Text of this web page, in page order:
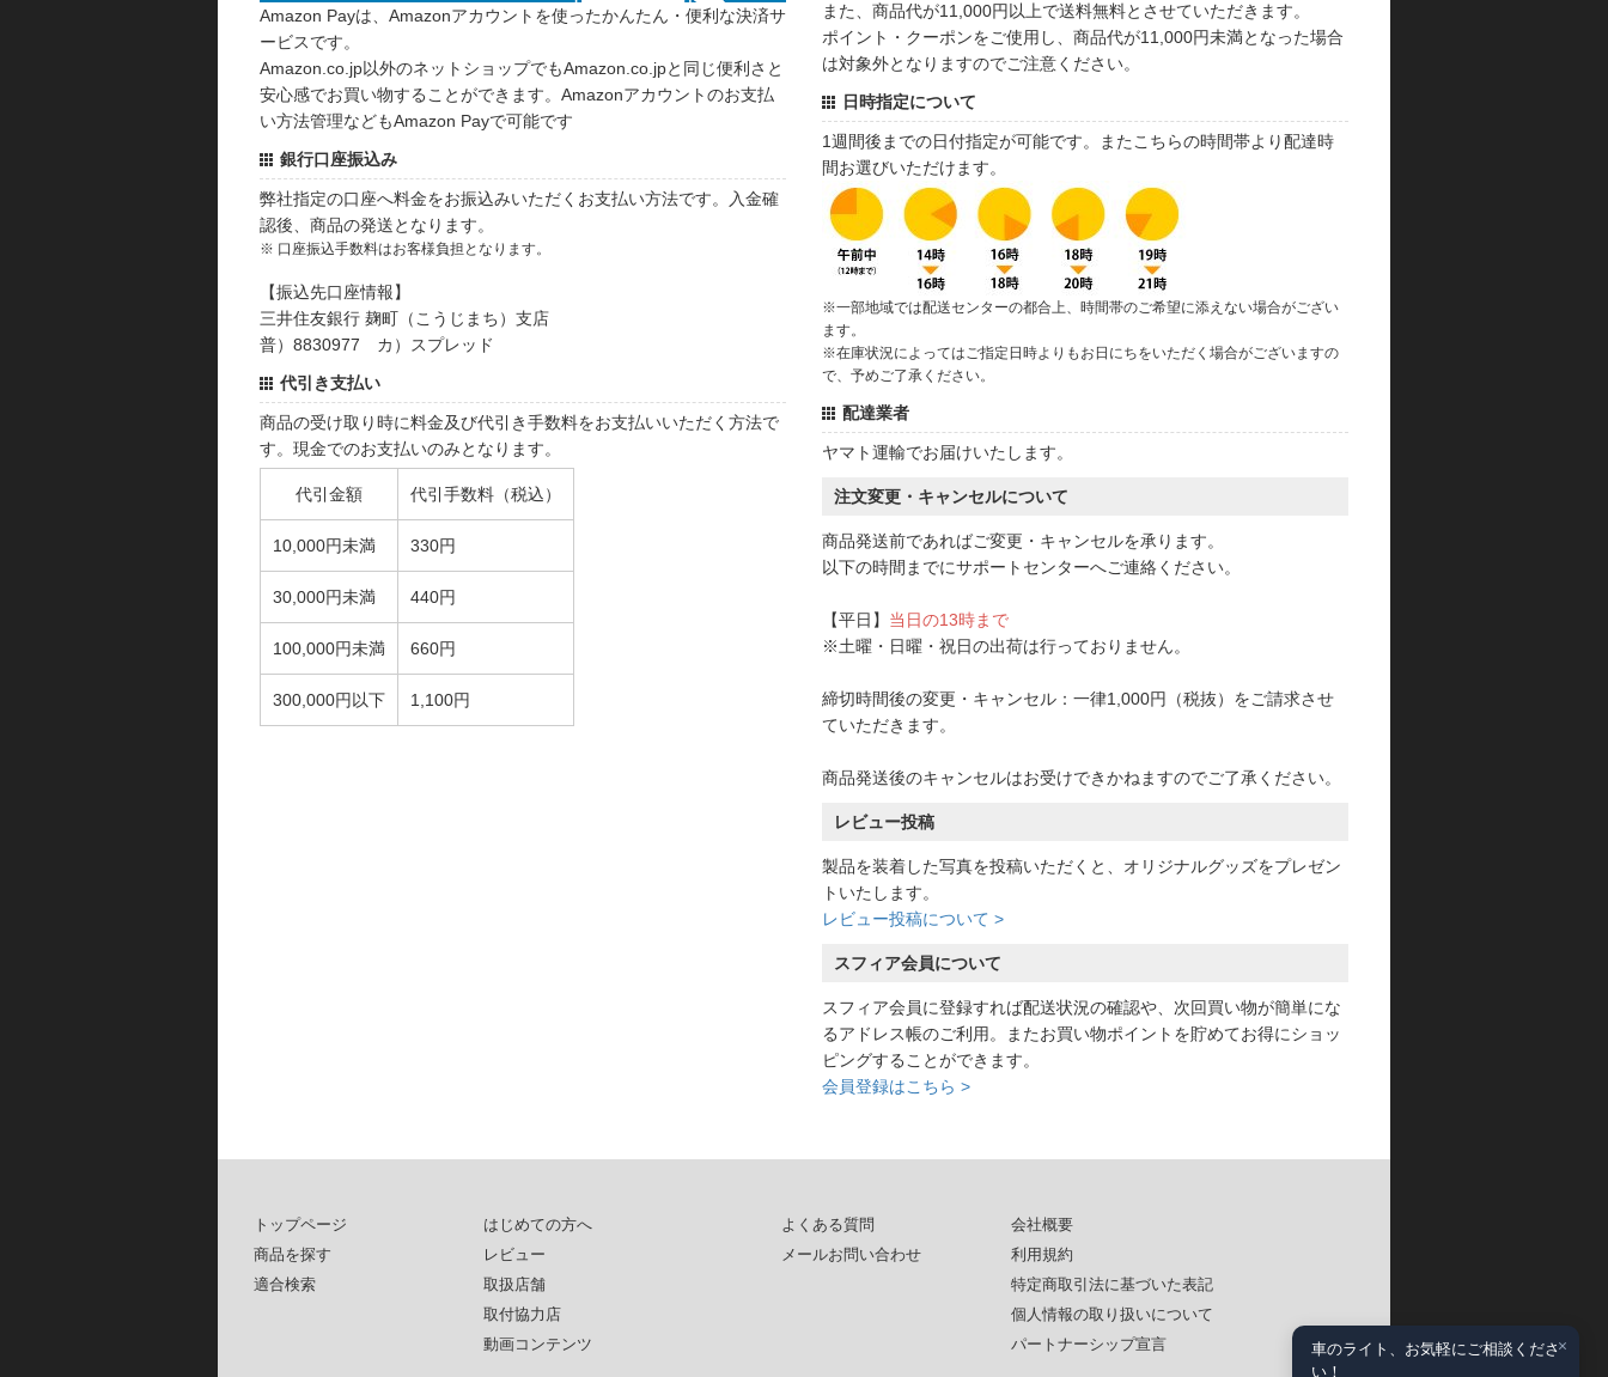
Amazon Payは、Amazonアカウントを使ったかんたん・便利な決済サ
ービスです。
Amazon.co.jp以外のネットショップでもAmazon.co.jpと同じ便利さと
安心感でお買い物することができます。Amazonアカウントのお支払
い方法管理などもAmazon Payで可能です
銀行口座振込み
弊社指定の口座へ料金をお振込みいただくお支払い方法です。入金確
認後、商品の発送となります。
※ 口座振込手数料はお客様負担となります。
【振込先口座情報】
三井住友銀行 麹町（こうじまち）支店
普）8830977 カ）スプレッド
代引き支払い
商品の受け取り時に料金及び代引き手数料をお支払いいただく方法で
す。現金でのお支払いのみとなります。
代引金額 代引手数料（税込）
10,000円未満 330円
30,000円未満 440円
100,000円未満 660円
300,000円以下 1,100円
また、商品代が11,000円以上で送料無料とさせていただきます。
ポイント・クーポンをご使用し、商品代が11,000円未満となった場合
は対象外となりますのでご注意ください。
日時指定について
1週間後までの日付指定が可能です。またこちらの時間帯より配達時
間お選びいただけます。
※一部地域では配送センターの都合上、時間帯のご希望に添えない場合がござい
ます。
※在庫状況によってはご指定日時よりもお日にちをいただく場合がございますの
で、予めご了承ください。
配達業者
ヤマト運輸でお届けいたします。
注文変更・キャンセルについて
商品発送前であればご変更・キャンセルを承ります。
以下の時間までにサポートセンターへご連絡ください。
【平日】 当日の13時まで
※土曜・日曜・祝日の出荷は行っておりません。
締切時間後の変更・キャンセル：一律1,000円（税抜）をご請求させ
ていただきます。
商品発送後のキャンセルはお受けできかねますのでご了承ください。
レビュー投稿
製品を装着した写真を投稿いただくと、オリジナルグッズをプレゼン
トいたします。
レビュー投稿について >
スフィア会員について
スフィア会員に登録すれば配送状況の確認や、次回買い物が簡単にな
るアドレス帳のご利用。またお買い物ポイントを貯めてお得にショッ
ピングすることができます。
会員登録はこちら >
トップページ
商品を探す
適合検索
はじめての方へ
レビュー
取扱店舗
取付協力店
動画コンテンツ
よくある質問
メールお問い合わせ
会社概要
利用規約
特定商取引法に基づいた表記
個人情報の取り扱いについて
パートナーシップ宣言
×
車のライト、お気軽にご相談くださ
い！